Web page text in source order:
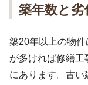
築年数と劣
築20年以上の物
が多ければ修繕工
にあります。古